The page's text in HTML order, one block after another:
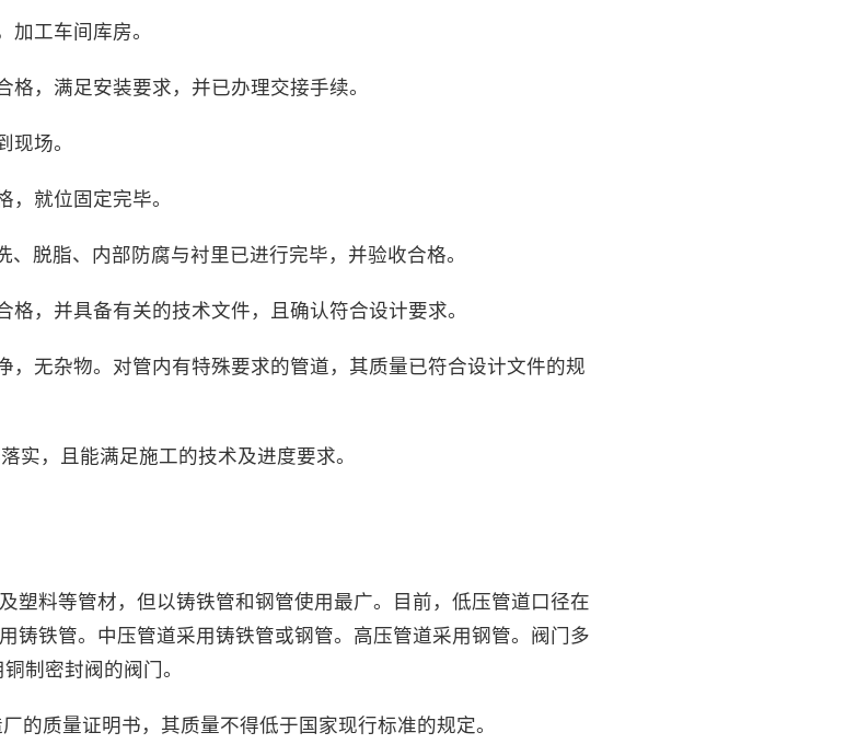
工车间库房。
，满足安装要求，并已办理交接手续。
场。
就位固定完毕。
脱脂、内部防腐与衬里已进行完毕，并验收合格。
，并具备有关的技术文件，且确认符合设计要求。
，无杂物。对管内有特殊要求的管道，其质量已符合设计文件的规
实，且能满足施工的技术及进度要求。
塑料等管材，但以铸铁管和钢管使用最广。目前，低压管道口径在
铸铁管。中压管道采用铸铁管或钢管。高压管道采用钢管。阀门多
制密封阀的阀门。
的质量证明书，其质量不得低于国家现行标准的规定。